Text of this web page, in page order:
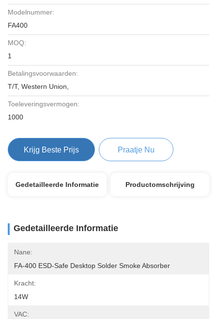
Modelnummer:
FA400
MOQ:
1
Betalingsvoorwaarden:
T/T, Western Union,
Toeleveringsvermogen:
1000
Krijg Beste Prijs Praatje Nu
Gedetailleerde Informatie Productomschrijving
Gedetailleerde Informatie
Nane:
FA-400 ESD-Safe Desktop Solder Smoke Absorber
Kracht:
14W
VAC: